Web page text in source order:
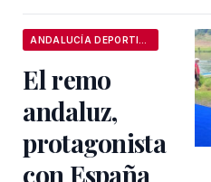
El remo
andaluz,
protagonista
con España